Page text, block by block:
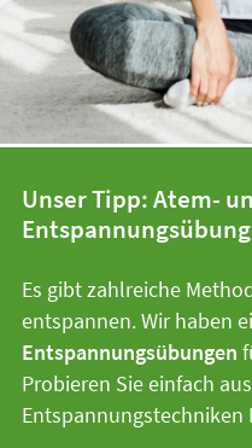
Unser Tipp: Atem-
Es gibt zahlreiche
entspannen. Wir haben
Entspannungsübungen
Probieren Sie einfach
Entspannungstechniken